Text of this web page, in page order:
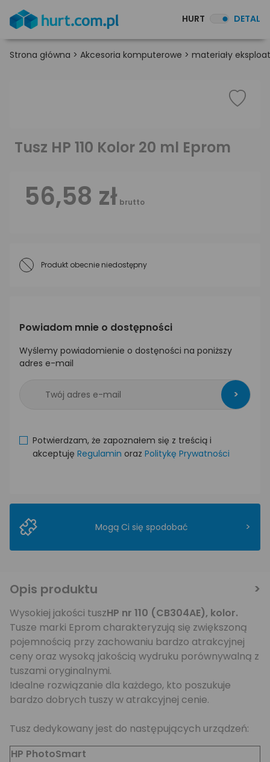
HURT DETAL
Strona główna > Akcesoria komputerowe > materiały
Tusz HP 110 Kolor 20 ml Eprom
56,58 zł brutto
Produkt obecnie niedostępny
Powiadom mnie o dostępności
Wyślemy powiadomienie o dostęności na poniższy
adres e-mail
>
Potwierdzam, że zapoznałem się z treścią i
akceptuję Regulamin oraz Politykę Prywatności
Mogą Ci się spodobać >
Opis produktu
Wysokiej jakości tuszHP nr 110 (CB304AE), kolor.
Tusze marki Eprom charakteryzują się zwiększoną
pojemnością przy zachowaniu bardzo atrakcyjnej
ceny oraz wysoką jakością wydruku porównywalną z
tuszami oryginalnymi.
Idealne rozwiązanie dla każdego, kto poszukuje
bardzo dobrych tuszy w atrakcyjnej cenie.
Tusz dedykowany jest do następujących urządzeń:
HP PhotoSmart